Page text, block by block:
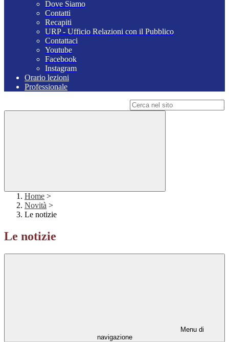
Dove Siamo
Contatti
Recapiti
URP - Ufficio Relazioni con il Pubblico
Contattaci
Youtube
Facebook
Instagram
Orario lezioni
Professionale
Home >
Novità >
Le notizie
Le notizie
Menu di
navigazione